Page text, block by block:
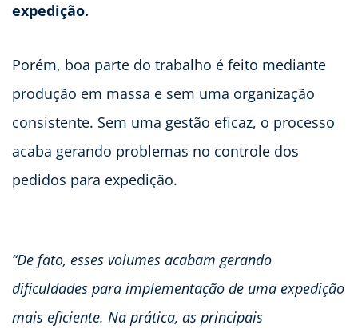
expedição.
Porém, boa parte do trabalho é feito mediante
produção em massa e sem uma organização
consistente. Sem uma gestão eficaz, o processo
acaba gerando problemas no controle dos
pedidos para expedição.
“De fato, esses volumes acabam gerando
dificuldades para implementação de uma expedição
mais eficiente. Na prática, as principais